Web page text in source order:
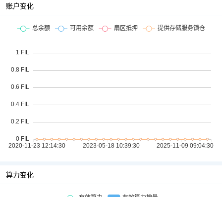
账户变化
算力变化